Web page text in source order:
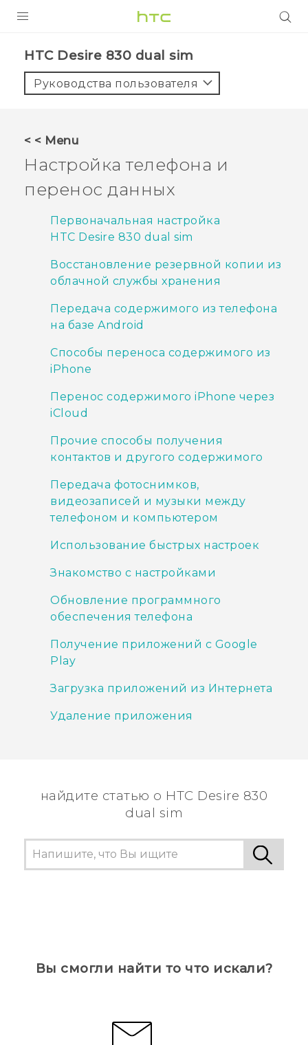
5G
VIVERSE
ПОДДЕРЖКА
HTC Desire 830 dual sim‎
Руководства пользователя
< < Menu
Настройка телефона и
перенос данных
Первоначальная настройка
HTC Desire 830 dual sim
Восстановление резервной копии из
облачной службы хранения
Передача содержимого из телефона
на базе Android
Способы переноса содержимого из
iPhone
Перенос содержимого iPhone через
iCloud
Прочие способы получения
контактов и другого содержимого
Передача фотоснимков,
видеозаписей и музыки между
телефоном и компьютером
Использование быстрых настроек
Знакомство с настройками
Обновление программного
обеспечения телефона
Получение приложений с Google
Play
Загрузка приложений из Интернета
Удаление приложения
найдите статью о HTC Desire 830
dual sim
Вы смогли найти то что искали?